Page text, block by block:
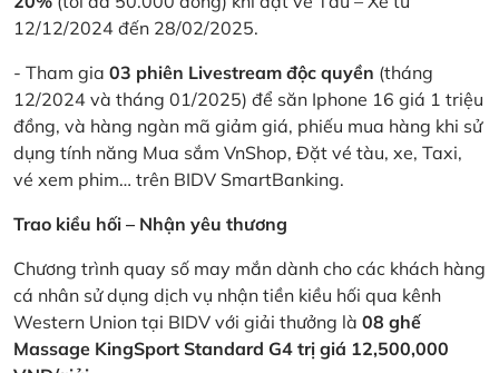
12/12/2024 đến 28/02/2025.
- Tham gia 03 phiên Livestream độc quyền (tháng
12/2024 và tháng 01/2025) để săn Iphone 16 giá 1 triệu
đồng, và hàng ngàn mã giảm giá, phiếu mua hàng khi sử
dụng tính năng Mua sắm VnShop, Đặt vé tàu, xe, Taxi,
vé xem phim… trên BIDV SmartBanking.
Trao kiều hối – Nhận yêu thương
Chương trình quay số may mắn dành cho các khách hàng
cá nhân sử dụng dịch vụ nhận tiền kiều hối qua kênh
Western Union tại BIDV với giải thưởng là 08 ghế
Massage KingSport Standard G4 trị giá 12,500,000